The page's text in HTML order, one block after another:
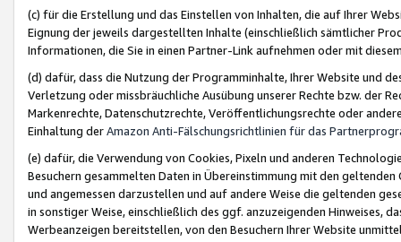
(c) für die Erstellung und das Einstellen von Inhalten, die auf Ihrer
Eignung der jeweils dargestellten Inhalte (einschließlich sämtlicher
Informationen, die Sie in einen Partner-Link aufnehmen oder mit
(d) dafür, dass die Nutzung der Programminhalte, Ihrer Website und
Verletzung oder missbräuchliche Ausübung unserer Rechte bzw. der
Markenrechte, Datenschutzrechte, Veröffentlichungsrechte oder
Einhaltung derAmazon Anti-Fälschungsrichtlinien für das
(e) dafür, die Verwendung von Cookies, Pixeln und anderen
Besuchern gesammelten Daten in Übereinstimmung mit den
und angemessen darzustellen und auf andere Weise die geltenden
in sonstiger Weise, einschließlich des ggf. anzuzeigenden Hinweises,
Werbeanzeigen bereitstellen, von den Besuchern Ihrer Website